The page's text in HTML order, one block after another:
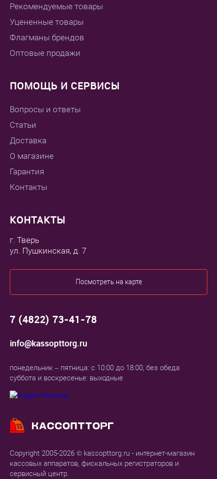
Рекомендуемые товары
Уцененные товары
Флагманы брендов
Оптовые продажи
ПОМОЩЬ И СЕРВИСЫ
Вопросы и ответы
Статьи
Доставка
О магазине
Гарантия
Контакты
Copyright 2005-2026 © kassopttorg.ru - интернет-магазин
кассовых аппаратов, фискальных регистраторов и
сервисный центр.
КОНТАКТЫ
г. Тверь
ул. Пушкинская, д. 7
Посмотреть на карте
7 (4822) 73-41-78
info@kassopttorg.ru
понедельник – пятница: с 10:00 до 18:00, без обеда
суббота и воскресенье: выходные